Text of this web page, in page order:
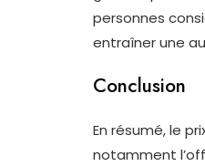
personnes
entraîner une
Conclusion
En résumé, le
notamment